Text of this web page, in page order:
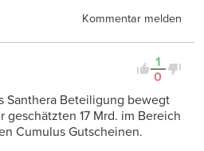
Kommentar melden
1
0
Santhera Beteiligung bewegt
geschätzten 17 Mrd. im Bereich
Cumulus Gutscheinen.